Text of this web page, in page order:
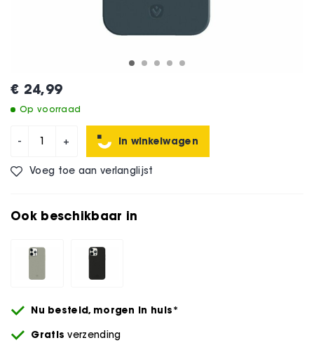
€ 24,99
Op voorraad
- + In winkelwagen
Voeg toe aan verlanglijst
Ook beschikbaar in
Nu besteld, morgen in huis*
Gratis verzending